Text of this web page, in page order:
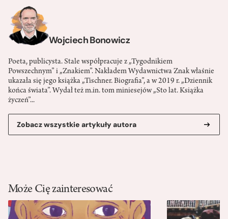
Wojciech Bonowicz
Poeta, publicysta. Stale współpracuje z „Tygodnikiem
Powszechnym” i „Znakiem”. Nakładem Wydawnictwa Znak właśnie
ukazała się jego książka „Tischner. Biografia”, a w 2019 r. „Dziennik
końca świata”. Wydał też m.in. tom miniesejów „Sto lat. Książka
życzeń”...
Zobacz wszystkie artykuły autora
Może Cię zainteresować